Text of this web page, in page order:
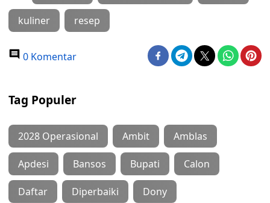
kuliner resep
0 Komentar
Tag Populer
2028 Operasional Ambit Amblas
Apdesi Bansos Bupati Calon
Daftar Diperbaiki Dony